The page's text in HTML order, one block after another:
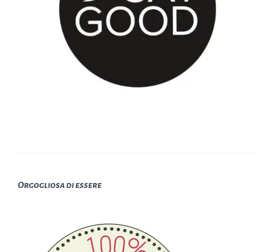
Orgogliosa di essere